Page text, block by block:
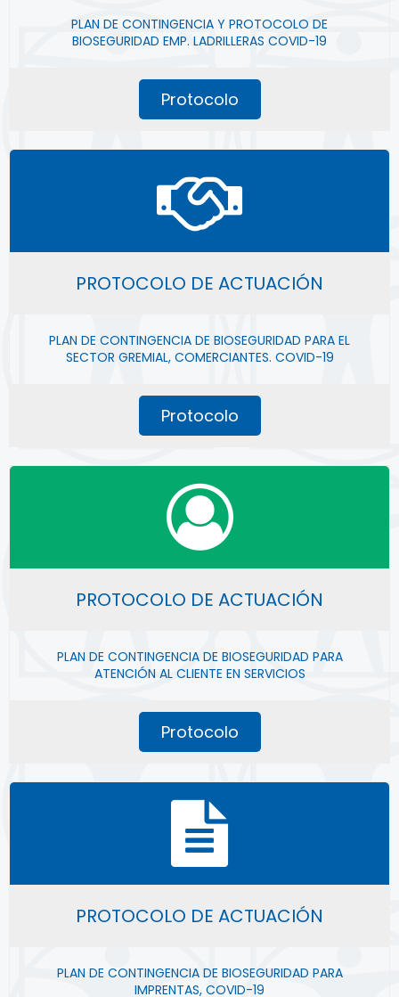
PLAN DE CONTINGENCIA Y PROTOCOLO DE
BIOSEGURIDAD EMP. LADRILLERAS COVID-19
Protocolo
PROTOCOLO DE ACTUACIÓN
PLAN DE CONTINGENCIA DE BIOSEGURIDAD PARA EL
SECTOR GREMIAL, COMERCIANTES. COVID-19
Protocolo
PROTOCOLO DE ACTUACIÓN
PLAN DE CONTINGENCIA DE BIOSEGURIDAD PARA
ATENCIÓN AL CLIENTE EN SERVICIOS
Protocolo
PROTOCOLO DE ACTUACIÓN
PLAN DE CONTINGENCIA DE BIOSEGURIDAD PARA
IMPRENTAS, COVID-19